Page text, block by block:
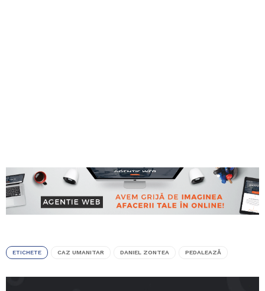
ETICHETE CAZ UMANITAR DANIEL ZONTEA PEDALEAZĂ